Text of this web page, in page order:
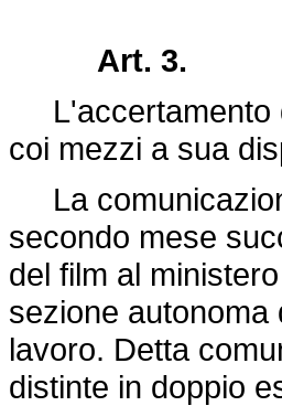
Art. 3.
L'accertamento
coi mezzi a sua
La
secondo mese
del film al
sezione
lavoro. Detta
distinte in doppio